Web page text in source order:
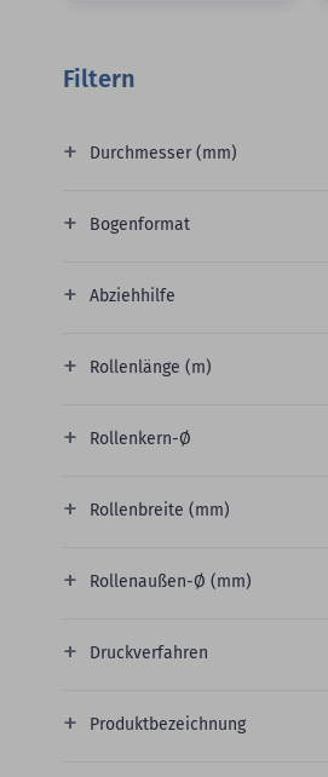
Filtern
Durchmesser (mm)
Bogenformat
Abziehhilfe
Rollenlänge (m)
Rollenkern-Ø
Rollenbreite (mm)
Rollenaußen-Ø (mm)
Druckverfahren
Produktbezeichnung